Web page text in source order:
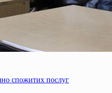
спожитих послуг